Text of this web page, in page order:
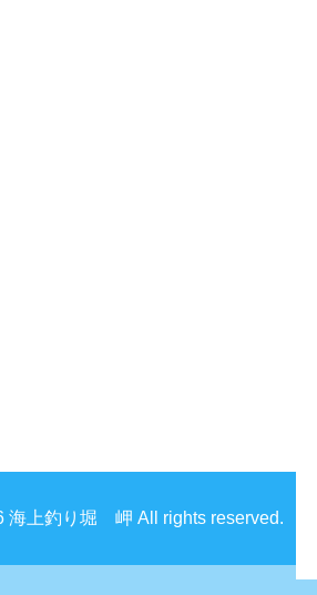
海上釣り堀 岬 All rights reserved.